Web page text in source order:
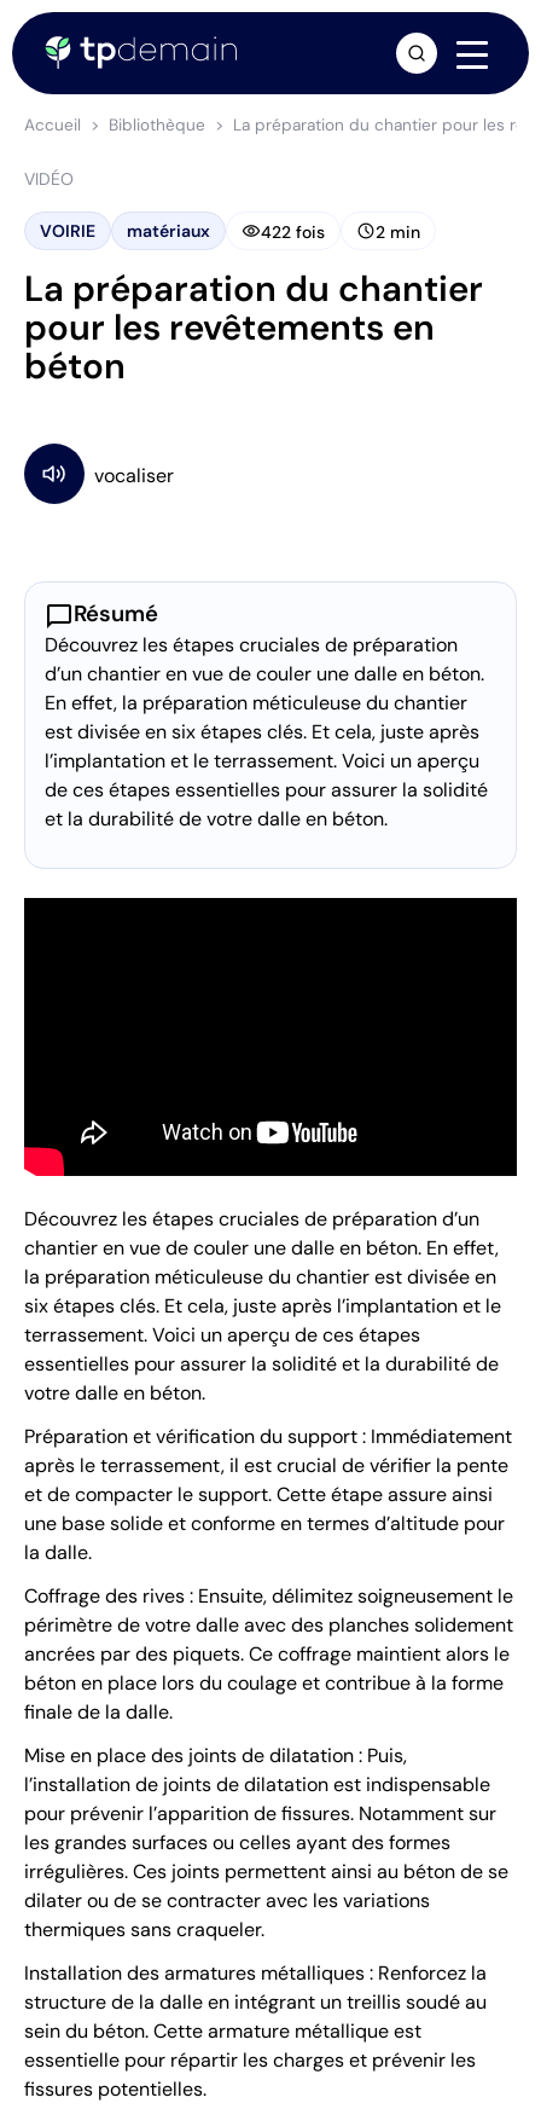
Accueil Bibliothèque La préparation du chantier pour les
VIDÉO
VOIRIE matériaux visibility422 fois schedule2 min
La préparation du chantier
pour les revêtements en
béton
chat_bubbleRésumé
Découvrez les étapes cruciales de préparation
d’un chantier en vue de couler une dalle en béton.
En effet, la préparation méticuleuse du chantier
est divisée en six étapes clés. Et cela, juste après
l’implantation et le terrassement. Voici un aperçu
de ces étapes essentielles pour assurer la solidité
et la durabilité de votre dalle en béton.
Découvrez les étapes cruciales de préparation d’un
chantier en vue de couler une dalle en béton. En effet,
la préparation méticuleuse du chantier est divisée en
six étapes clés. Et cela, juste après l’implantation et le
terrassement. Voici un aperçu de ces étapes
essentielles pour assurer la solidité et la durabilité de
votre dalle en béton.
Préparation et vérification du support : Immédiatement
après le terrassement, il est crucial de vérifier la pente
et de compacter le support. Cette étape assure ainsi
une base solide et conforme en termes d’altitude pour
la dalle.
Coffrage des rives : Ensuite, délimitez soigneusement le
périmètre de votre dalle avec des planches solidement
ancrées par des piquets. Ce coffrage maintient alors le
béton en place lors du coulage et contribue à la forme
finale de la dalle.
Mise en place des joints de dilatation : Puis,
l’installation de joints de dilatation est indispensable
pour prévenir l’apparition de fissures. Notamment sur
les grandes surfaces ou celles ayant des formes
irrégulières. Ces joints permettent ainsi au béton de se
dilater ou de se contracter avec les variations
thermiques sans craqueler.
Installation des armatures métalliques : Renforcez la
structure de la dalle en intégrant un treillis soudé au
sein du béton. Cette armature métallique est
essentielle pour répartir les charges et prévenir les
fissures potentielles.
arrow_forward